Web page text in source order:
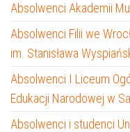
Absolwenci Akademii
Absolwenci Filii we
im. Stanisława
Absolwenci I Liceum
Edukacji Narodowej w
Absolwenci i studenci